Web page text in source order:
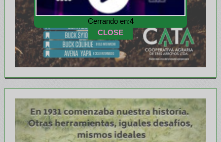
Cerrando en:2
CLOSE